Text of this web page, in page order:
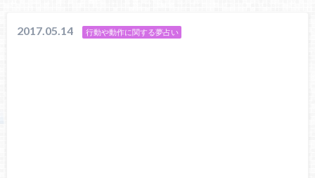
2017.05.14 行動や動作に関する夢占い